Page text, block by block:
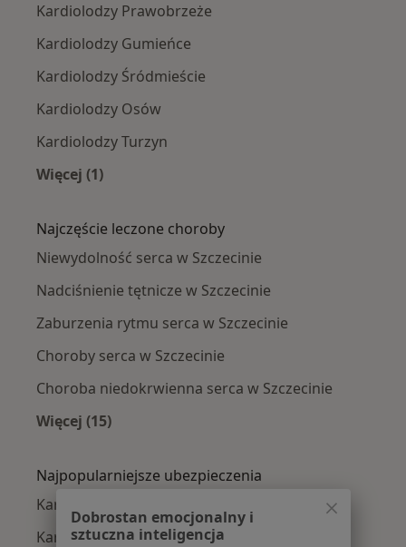
Kardiolodzy Prawobrzeże
Kardiolodzy Gumieńce
Kardiolodzy Śródmieście
Kardiolodzy Osów
Kardiolodzy Turzyn
Więcej (1)
Najczęście leczone choroby
Niewydolność serca w Szczecinie
Nadciśnienie tętnicze w Szczecinie
Zaburzenia rytmu serca w Szczecinie
Choroby serca w Szczecinie
Choroba niedokrwienna serca w Szczecinie
Więcej (15)
Najpopularniejsze ubezpieczenia
Kardiolodzy z Allianz w Szczecinie
Kardiolodzy z PZU Zdrowie w Szczecinie
Dobrostan emocjonalny i
sztuczna inteligencja